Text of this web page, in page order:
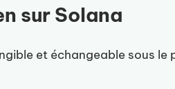
sur Solana
et échangeable sous le